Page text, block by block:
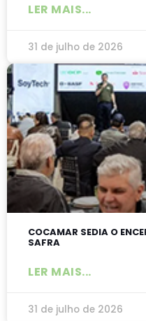
LER MAIS...
31 de julho de 2026
COCAMAR SEDIA O
SAFRA
LER MAIS...
31 de julho de 2026